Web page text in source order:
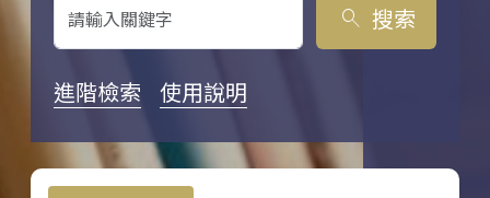
search 搜索
進階檢索 使用說明